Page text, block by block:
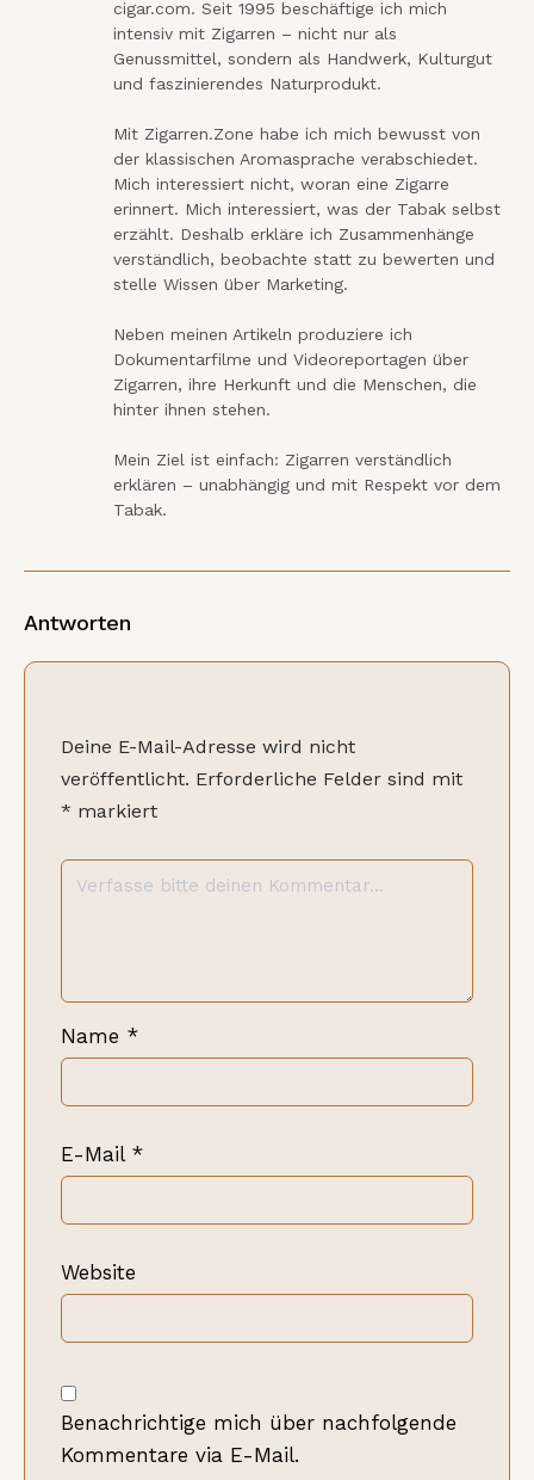
cigar.com. Seit 1995 beschäftige ich mich
intensiv mit Zigarren – nicht nur als
Genussmittel, sondern als Handwerk, Kulturgut
und faszinierendes Naturprodukt.
Mit Zigarren.Zone habe ich mich bewusst von
der klassischen Aromasprache verabschiedet.
Mich interessiert nicht, woran eine Zigarre
erinnert. Mich interessiert, was der Tabak selbst
erzählt. Deshalb erkläre ich Zusammenhänge
verständlich, beobachte statt zu bewerten und
stelle Wissen über Marketing.
Neben meinen Artikeln produziere ich
Dokumentarfilme und Videoreportagen über
Zigarren, ihre Herkunft und die Menschen, die
hinter ihnen stehen.
Mein Ziel ist einfach: Zigarren verständlich
erklären – unabhängig und mit Respekt vor dem
Tabak.
Antworten
Deine E-Mail-Adresse wird nicht
veröffentlicht. Erforderliche Felder sind mit
* markiert
Name *
E-Mail *
Website
Benachrichtige mich über nachfolgende
Kommentare via E-Mail.